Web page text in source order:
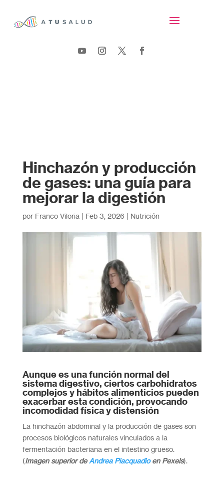
Hinchazón y producción
de gases: una guía para
mejorar la digestión
por Franco Viloria | Feb 3, 2026 | Nutrición
Aunque es una función normal del
sistema digestivo, ciertos carbohidratos
complejos y hábitos alimenticios pueden
exacerbar esta condición, provocando
incomodidad física y distensión
La hinchazón abdominal y la producción de gases son
procesos biológicos naturales vinculados a la
fermentación bacteriana en el intestino grueso.
(Imagen superior deAndrea Piacquadioen Pexels).